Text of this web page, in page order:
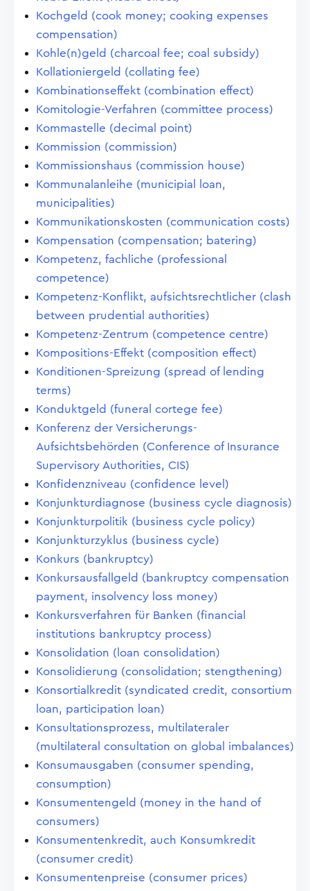
Kochgeld (cook money; cooking expenses
compensation)
Kohle(n)geld (charcoal fee; coal subsidy)
Kollationiergeld (collating fee)
Kombinationseffekt (combination effect)
Komitologie-Verfahren (committee process)
Kommastelle (decimal point)
Kommission (commission)
Kommissionshaus (commission house)
Kommunalanleihe (municipial loan,
municipalities)
Kommunikationskosten (communication costs)
Kompensation (compensation; batering)
Kompetenz, fachliche (professional
competence)
Kompetenz-Konflikt, aufsichtsrechtlicher (clash
between prudential authorities)
Kompetenz-Zentrum (competence centre)
Kompositions-Effekt (composition effect)
Konditionen-Spreizung (spread of lending
terms)
Konduktgeld (funeral cortege fee)
Konferenz der Versicherungs-
Aufsichtsbehörden (Conference of Insurance
Supervisory Authorities, CIS)
Konfidenzniveau (confidence level)
Konjunkturdiagnose (business cycle diagnosis)
Konjunkturpolitik (business cycle policy)
Konjunkturzyklus (business cycle)
Konkurs (bankruptcy)
Konkursausfallgeld (bankruptcy compensation
payment, insolvency loss money)
Konkursverfahren für Banken (financial
institutions bankruptcy process)
Konsolidation (loan consolidation)
Konsolidierung (consolidation; stengthening)
Konsortialkredit (syndicated credit, consortium
loan, participation loan)
Konsultationsprozess, multilateraler
(multilateral consultation on global imbalances)
Konsumausgaben (consumer spending,
consumption)
Konsumentengeld (money in the hand of
consumers)
Konsumentenkredit, auch Konsumkredit
(consumer credit)
Konsumentenpreise (consumer prices)